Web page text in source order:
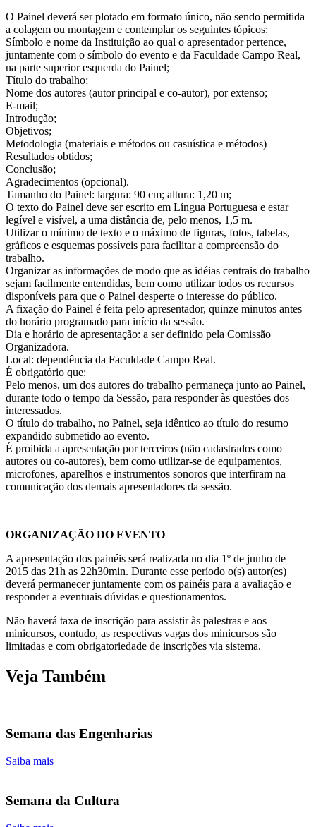
O Painel deverá ser plotado em formato único, não sendo permitida
a colagem ou montagem e contemplar os seguintes tópicos:
Símbolo e nome da Instituição ao qual o apresentador pertence,
juntamente com o símbolo do evento e da Faculdade Campo Real,
na parte superior esquerda do Painel;
Título do trabalho;
Nome dos autores (autor principal e co-autor), por extenso;
E-mail;
Introdução;
Objetivos;
Metodologia (materiais e métodos ou casuística e métodos)
Resultados obtidos;
Conclusão;
Agradecimentos (opcional).
Tamanho do Painel: largura: 90 cm; altura: 1,20 m;
O texto do Painel deve ser escrito em Língua Portuguesa e estar
legível e visível, a uma distância de, pelo menos, 1,5 m.
Utilizar o mínimo de texto e o máximo de figuras, fotos, tabelas,
gráficos e esquemas possíveis para facilitar a compreensão do
trabalho.
Organizar as informações de modo que as idéias centrais do trabalho
sejam facilmente entendidas, bem como utilizar todos os recursos
disponíveis para que o Painel desperte o interesse do público.
A fixação do Painel é feita pelo apresentador, quinze minutos antes
do horário programado para início da sessão.
Dia e horário de apresentação: a ser definido pela Comissão
Organizadora.
Local: dependência da Faculdade Campo Real.
É obrigatório que:
Pelo menos, um dos autores do trabalho permaneça junto ao Painel,
durante todo o tempo da Sessão, para responder às questões dos
interessados.
O título do trabalho, no Painel, seja idêntico ao título do resumo
expandido submetido ao evento.
É proibida a apresentação por terceiros (não cadastrados como
autores ou co-autores), bem como utilizar-se de equipamentos,
microfones, aparelhos e instrumentos sonoros que interfiram na
comunicação dos demais apresentadores da sessão.
ORGANIZAÇÃO DO EVENTO
A apresentação dos painéis será realizada no dia 1º de junho de
2015 das 21h as 22h30min. Durante esse período o(s) autor(es)
deverá permanecer juntamente com os painéis para a avaliação e
responder a eventuais dúvidas e questionamentos.
Não haverá taxa de inscrição para assistir às palestras e aos
minicursos, contudo, as respectivas vagas dos minicursos são
limitadas e com obrigatoriedade de inscrições via sistema.
Veja Também
Semana das Engenharias
Saiba mais
Semana da Cultura